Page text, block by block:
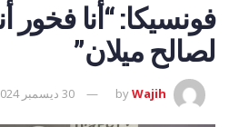
فونسيكا: “أنا
لصالح ميلان”
byWajih 30 ديسمبر 2024